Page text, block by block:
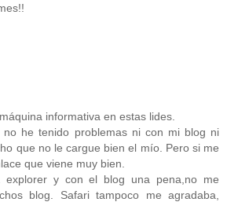
informativa en estas lides.
no he tenido problemas ni con mi blog ni
que no le cargue bien el mío. Pero si me
que viene muy bien.
explorer y con el blog una pena,no me
blog. Safari tampoco me agradaba,